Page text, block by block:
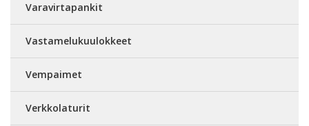
Varavirtapankit
Vastamelukuulokkeet
Vempaimet
Verkkolaturit